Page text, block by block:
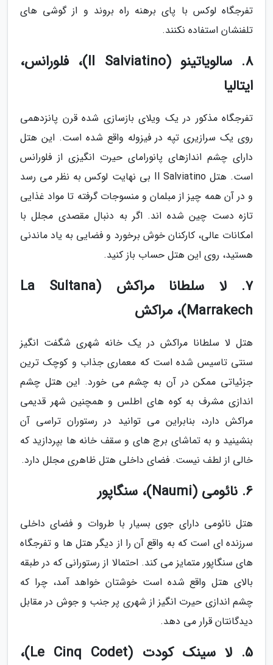
تفرجگاه لوکس با پای برهنه راه بروند و از گوشی های
تلفنشان استفاده نکنند.
8. سالویاتینو (Il Salviatino)، فلورانس،
ایتالیا
تفرجگاه مذکور در یک ویلای بازسازی شده قرن پانزدهمی
روی یک سرازیری تپه در فیزوله واقع شده است. این هتل
دارای چشم اندازهای پانورامای حیرت انگیزی از فلورانس
است. هتل Il Salviatino بی نهایت لوکس به نظر می رسد
و در آن همه چیز از مبلمان و منسوجات گرفته تا مواد غذایی
تازه دست چین شده اند. اگر به دنبال مقصدی مجلل با
امکانات عالی، کارکنان خوش برخورد و فضایی به یاد ماندنی
هستید، روی این هتل حساب باز کنید.
7. لا سلطانا مراکش (La Sultana
Marrakech)، مراکش
هتل لا سلطانا مراکش در یک خانه شهری شگفت انگیز
سنتی تاسیس شده است که معماری جذاب و کوچک ترین
جزئیاتی ممکن در آن به چشم می خورد. این هتل چشم
اندازی مشرف به کوه های اطلس و همچنین شهر قدیمی
مراکش دارد، بنابراین می توانید در رستوران تراسی آن
بنشینید و به تماشای برج های و سقف خانه ها بپردازید که
خالی از لطف نیست. فضای داخلی هتل ظاهری مجلل دارد.
6. نائومی (Naumi)، سنگاپور
هتل نائومی دارای جوی بسیار با طروات و فضای داخلی
سرزنده ای است که به واقع آن را از دیگر هتل ها و تفرجگاه
های سنگاپور متمایز می کند. احتمالا از رستورانی که در طبقه
بالای هتل واقع شده است خوشتان خواهد آمد، چرا که
چشم اندازی حیرت انگیز از شهری پر جنب و جوش در مقابل
دیدگانتان قرار می دهد.
5. لا سینک کودت (Le Cinq Codet)،